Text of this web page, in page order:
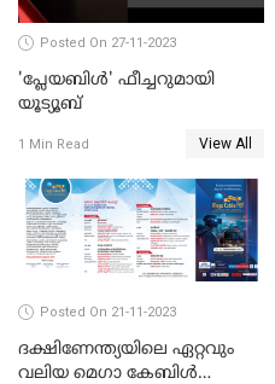
Posted On 27-11-2023
'പ്ലേയബിള്‍' ഫീച്ചറുമായി
യൂട്യൂബ്
1 Min Read View All
Posted On 21-11-2023
ദക്ഷിണേന്ത്യയിലെ ഏറ്റവും
വലിയ മെഗാ കേബിള്‍